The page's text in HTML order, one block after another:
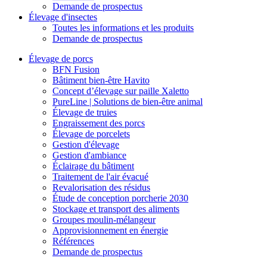
Demande de prospectus
Élevage d'insectes
Toutes les informations et les produits
Demande de prospectus
Élevage de porcs
BFN Fusion
Bâtiment bien-être Havito
Concept d’élevage sur paille Xaletto
PureLine | Solutions de bien-être animal
Élevage de truies
Engraissement des porcs
Élevage de porcelets
Gestion d'élevage
Gestion d'ambiance
Éclairage du bâtiment
Traitement de l'air évacué
Revalorisation des résidus
Étude de conception porcherie 2030
Stockage et transport des aliments
Groupes moulin-mélangeur
Approvisionnement en énergie
Références
Demande de prospectus